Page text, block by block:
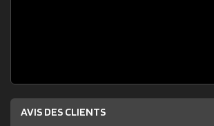
AVIS DES CLIENTS